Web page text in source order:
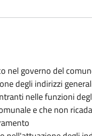
nel governo del
degli indirizzi
nelle funzioni
e che non